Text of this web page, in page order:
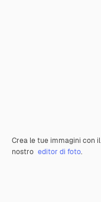
Crea le tue immagini con il
nostro editor di foto.